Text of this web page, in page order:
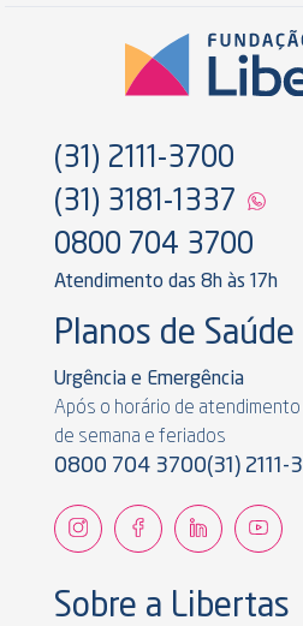
(31) 2111-3700
(31) 3181-1337
0800 704 3700
Atendimento das 8h às 17h
Planos de Saúde
Urgência e Emergência
Após o horário de
de semana e feriados
0800 704 3700(31) 2111-
Sobre a Libertas